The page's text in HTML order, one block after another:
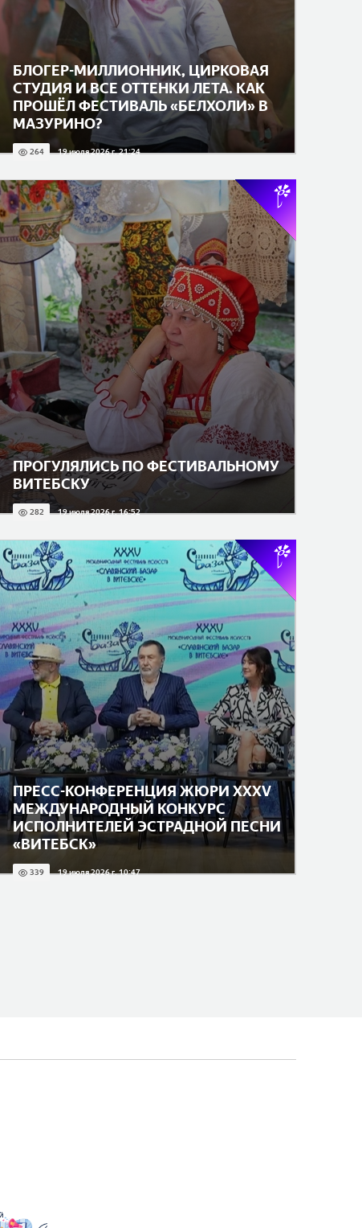
БЛОГЕР-МИЛЛИОННИК, ЦИРКОВАЯ
СТУДИЯ И ВСЕ ОТТЕНКИ ЛЕТА. КАК
ПРОШЁЛ ФЕСТИВАЛЬ «БЕЛХОЛИ» В
МАЗУРИНО?
264 19 июля 2026 г. 21:24
ПРОГУЛЯЛИСЬ ПО ФЕСТИВАЛЬНОМУ
ВИТЕБСКУ
282 19 июля 2026 г. 16:52
ПРЕСС-КОНФЕРЕНЦИЯ ЖЮРИ XXXV
МЕЖДУНАРОДНЫЙ КОНКУРС
ИСПОЛНИТЕЛЕЙ ЭСТРАДНОЙ ПЕСНИ
«ВИТЕБСК»
339 19 июля 2026 г. 10:47